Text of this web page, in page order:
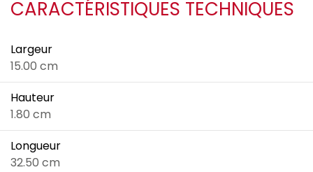
CARACTÉRISTIQUES TECHNIQUES
Largeur
15.00 cm
Hauteur
1.80 cm
Longueur
32.50 cm